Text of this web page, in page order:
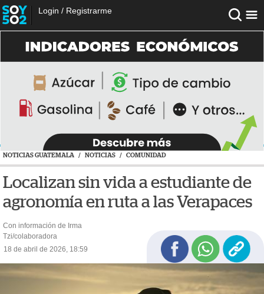
Login / Registrarme
NOTICIAS GUATEMALA / NOTICIAS / COMUNIDAD
Localizan sin vida a estudiante de
agronomía en ruta a las Verapaces
Con información de Irma
Tzi/colaboradora
18 de abril de 2026, 18:59